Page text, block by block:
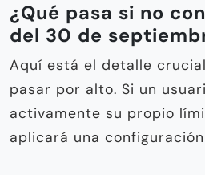
¿Qué pasa si no
del 30 de
Aquí está el detalle
pasar por alto. Si un
activamente su propio
aplicará una